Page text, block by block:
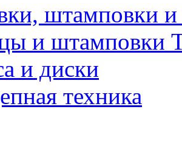
штамповки и
и штамповки
и диски
техника